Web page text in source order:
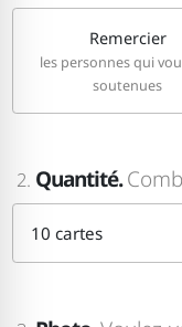
Remercier
les personnes qui
soutenues
2. Quantité.